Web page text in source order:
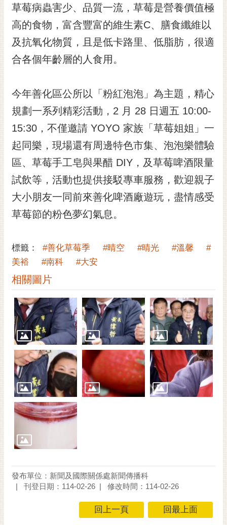
宣
告
市
府
交
置
草莓病蟲害少、品質一流，草莓是營養價值極
高的食物，富含豐富的維生素C、膳食纖維以
及抗氧化物質，且是低卡路里、低脂肪，很適
合各個年齡層的人食用。
今年善化區公所以「粉紅泡泡」為主題，精心
規劃一系列精彩活動，2 月 28 日週五 10:00-
15:30，不僅邀請 YOYO 家族「草莓姐姐」一
起同樂，現場還有周邊特色市集、泡泡樂體驗
區、草莓手工皂與果醋 DIY，及草莓啤酒限量
試飲等，活動也提供接駁專車服務，歡迎親子
大小朋友一同前來善化啤酒廠遊玩，盡情感受
草莓節的粉色夢幻氣息。
標籤： #善化草莓季 #晴空 #晴光 #溫馨
#
美裕
#南科 #大安
相關圖片
發布單位：新聞及國際關係處新聞傳播科
刊登日期：114-02-26
修改時間：114-02-26
回上一頁 回最上面